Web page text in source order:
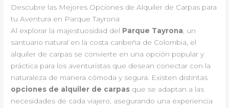
Descubre las Mejores Opciones de Alquiler de Carpas para
tu Aventura en Parque Tayrona
Al explorar la majestuosidad del Parque Tayrona , un
santuario natural en la costa caribeña de Colombia, el
alquiler de carpas se convierte en una opción popular y
práctica para los aventuristas que desean conectar con la
naturaleza de manera cómoda y segura. Existen distintas
opciones de alquiler de carpas que se adaptan a las
necesidades de cada viajero, asegurando una experiencia